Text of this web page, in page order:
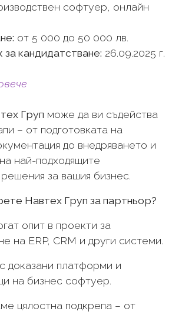
софтуер, онлайн
от 5 000 до 50 000 лв.
кандидатстване: 26.09.2025 г.
Груп може да ви съдейства
– от подготовката на
до внедряването и
най-подходящите
за вашия бизнес.
Навтех Груп за партньор?
опит в проекти за
на ERP, CRM и други системи.
доказани платформи и
на бизнес софтуер.
цялостна подкрепа – от